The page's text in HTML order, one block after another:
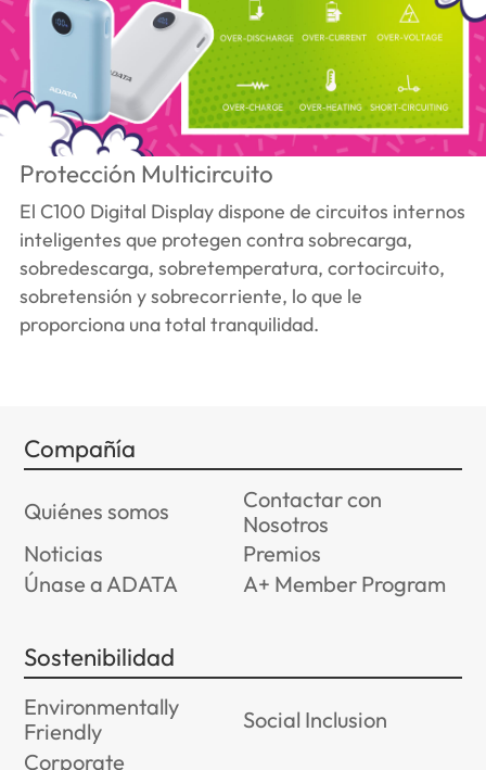
Protección Multicircuito
El C100 Digital Display dispone de circuitos internos
inteligentes que protegen contra sobrecarga,
sobredescarga, sobretemperatura, cortocircuito,
sobretensión y sobrecorriente, lo que le
proporciona una total tranquilidad.
Compañía
Quiénes somos
Contactar con
Nosotros
Noticias
Premios
Únase a ADATA
A+ Member Program
Sostenibilidad
Environmentally
Friendly
Social Inclusion
Corporate